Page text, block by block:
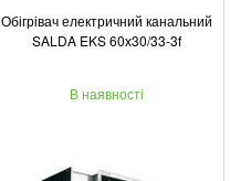
Обігрівач електричний канальний
SALDA EKS 60х30/33-3f
В наявності